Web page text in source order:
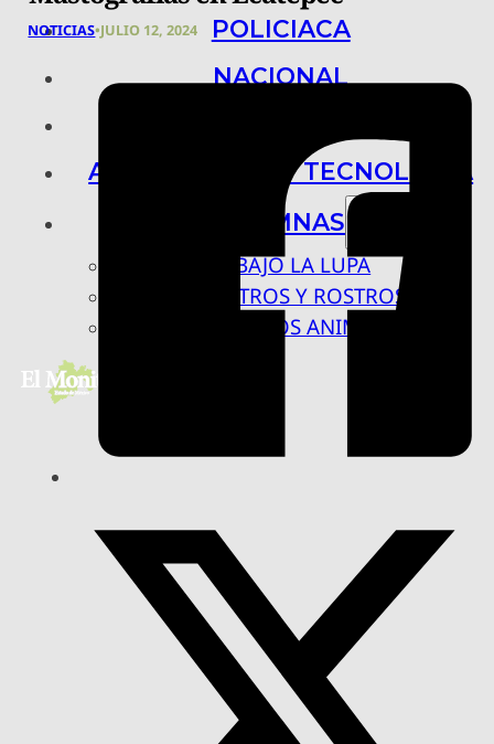
POLICIACA
NACIONAL
ARTE, CIENCIA Y TECNOLOGÍA
COLUMNAS
BAJO LA LUPA
RASTROS Y ROSTROS
VÍNCULOS ANIMALES
NOTICIAS•JULIO 12, 2024